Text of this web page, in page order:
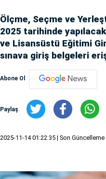
Ölçme, Seçme ve
2025 tarihinde
ve Lisansüstü Eğitimi
sınava giriş belgeleri
Abone Ol
Paylaş
2025-11-14 01:22:35 | Son